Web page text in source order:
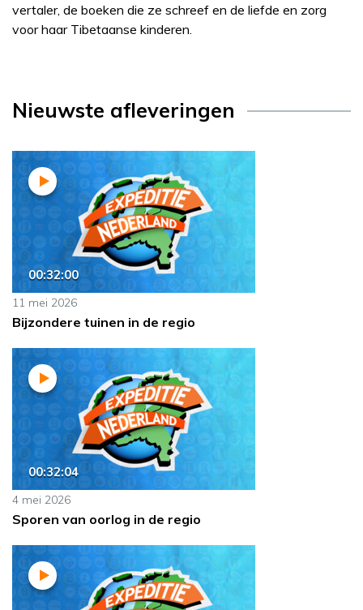
vertaler, de boeken die ze schreef en de liefde en zorg
voor haar Tibetaanse kinderen.
Nieuwste afleveringen
00:32:00
11 mei 2026
Bijzondere tuinen in de regio
00:32:04
4 mei 2026
Sporen van oorlog in de regio